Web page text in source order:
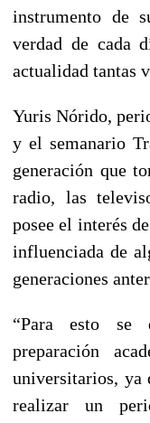
instrumento de
verdad de cada
actualidad tantas
Yuris Nórido,
y el semanario
generación que
radio, las
posee el interés
influenciada de
generaciones
“Para esto se
preparación
universitarios, ya
realizar un